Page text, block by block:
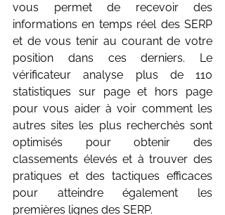
vous permet de recevoir des
informations en temps réel des SERP
et de vous tenir au courant de votre
position dans ces derniers. Le
vérificateur analyse plus de 110
statistiques sur page et hors page
pour vous aider à voir comment les
autres sites les plus recherchés sont
optimisés pour obtenir des
classements élevés et à trouver des
pratiques et des tactiques efficaces
pour atteindre également les
premières lignes des SERP.